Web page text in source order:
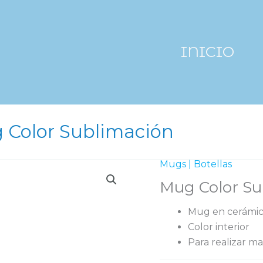
INICIO
Color Sublimación
Mugs | Botellas
Mug Color
Mug en
Color interior
Para realizar